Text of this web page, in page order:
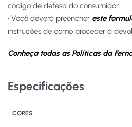
código de defesa do consumidor.
• Você deverá preencher este
instruções de como proceder à
Conheça todas as Políticas da
Especificações
CORES